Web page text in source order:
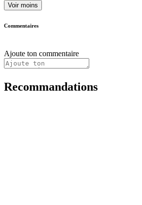
Voir moins
Commentaires
Ajoute ton commentaire
Recommandations